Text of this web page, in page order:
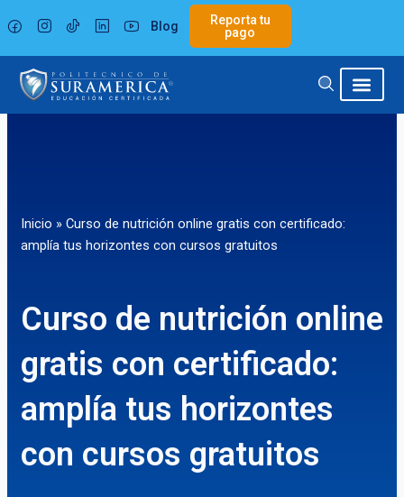
al
contenido
Blog
Reporta tu
pago
Inicio » Curso de nutrición online gratis con certificado:
amplía tus horizontes con cursos gratuitos
Curso de nutrición online
gratis con certificado:
amplía tus horizontes
con cursos gratuitos